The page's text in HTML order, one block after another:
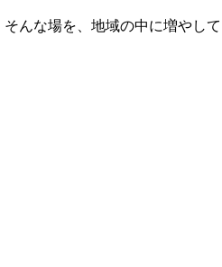
そんな場を、地域の中に増やし